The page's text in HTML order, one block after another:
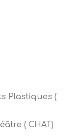
Plastiques (
( CHAT)